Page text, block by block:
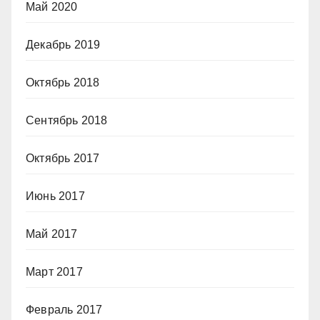
Май 2020
Декабрь 2019
Октябрь 2018
Сентябрь 2018
Октябрь 2017
Июнь 2017
Май 2017
Март 2017
Февраль 2017